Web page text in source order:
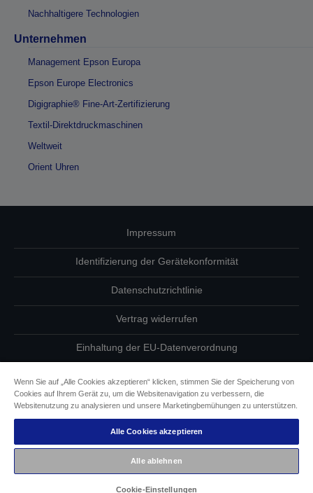
Nachhaltigere Technologien
Unternehmen
Management Epson Europa
Epson Europe Electronics
Digigraphie® Fine-Art-Zertifizierung
Textil-Direktdruckmaschinen
Weltweit
Orient Uhren
Impressum
Identifizierung der Gerätekonformität
Datenschutzrichtlinie
Vertrag widerrufen
Einhaltung der EU-Datenverordnung
Informationen zu Cookies
Epson Engagement für Barrierefreiheit
Copyright © 2026 Seiko Epson
Wenn Sie auf „Alle Cookies akzeptieren“ klicken, stimmen Sie der Speicherung von
Cookies auf Ihrem Gerät zu, um die Websitenavigation zu verbessern, die
Websitenutzung zu analysieren und unsere Marketingbemühungen zu unterstützen.
Alle Cookies akzeptieren
Alle ablehnen
Cookie-Einstellungen